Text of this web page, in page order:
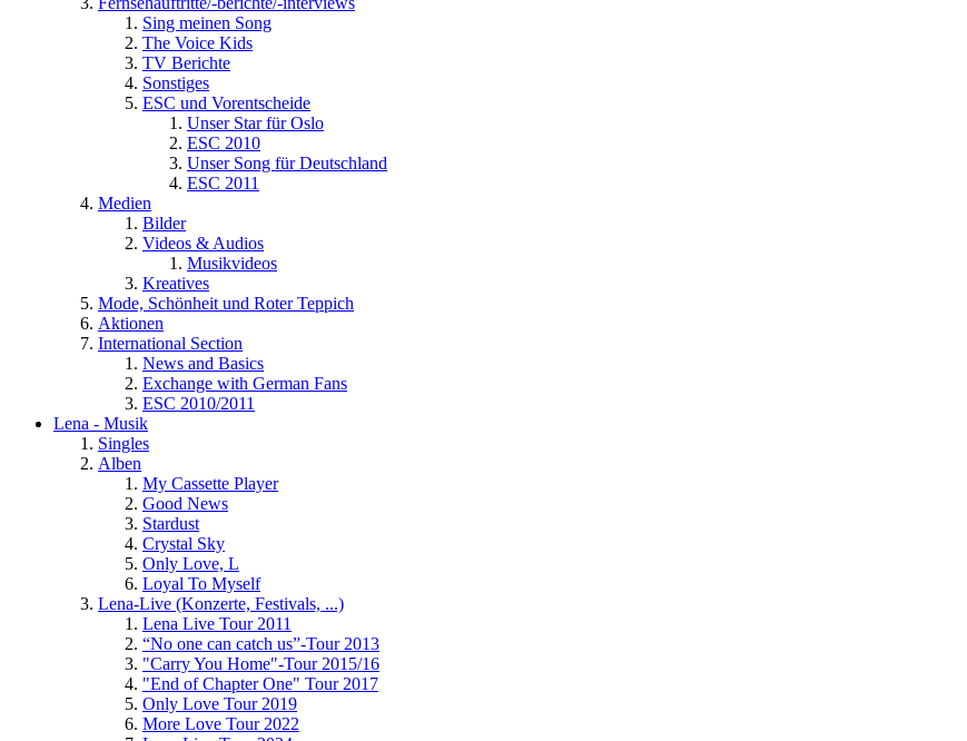
Sing meinen Song
The Voice Kids
TV Berichte
Sonstiges
ESC und Vorentscheide
Unser Star für Oslo
ESC 2010
Unser Song für Deutschland
ESC 2011
Medien
Bilder
Videos & Audios
Musikvideos
Kreatives
Mode, Schönheit und Roter Teppich
Aktionen
International Section
News and Basics
Exchange with German Fans
ESC 2010/2011
Lena - Musik
Singles
Alben
My Cassette Player
Good News
Stardust
Crystal Sky
Only Love, L
Loyal To Myself
Lena-Live (Konzerte, Festivals, ...)
Lena Live Tour 2011
“No one can catch us”-Tour 2013
"Carry You Home"-Tour 2015/16
"End of Chapter One" Tour 2017
Only Love Tour 2019
More Love Tour 2022